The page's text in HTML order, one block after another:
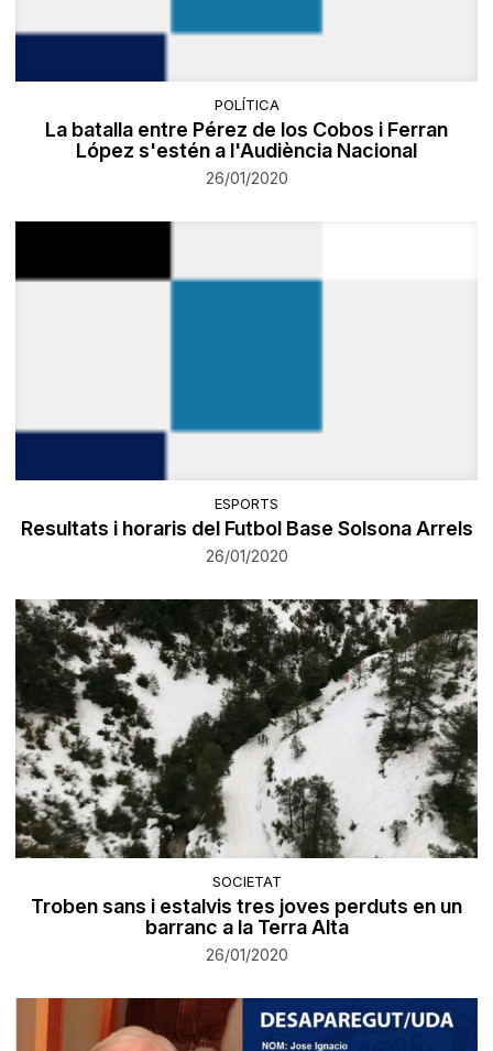
POLÍTICA
La batalla entre Pérez de los Cobos i Ferran
López s'estén a l'Audiència Nacional
26/01/2020
ESPORTS
Resultats i horaris del Futbol Base Solsona Arrels
26/01/2020
SOCIETAT
Troben sans i estalvis tres joves perduts en un
barranc a la Terra Alta
26/01/2020